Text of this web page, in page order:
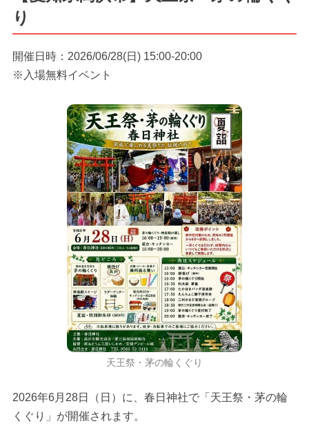
り
開催日時：2026/06/28(日) 15:00-20:00
※入場無料イベント
天王祭・茅の輪くぐり
2026年6月28日（日）に、春日神社で「天王祭・茅の輪
くぐり」が開催されます。